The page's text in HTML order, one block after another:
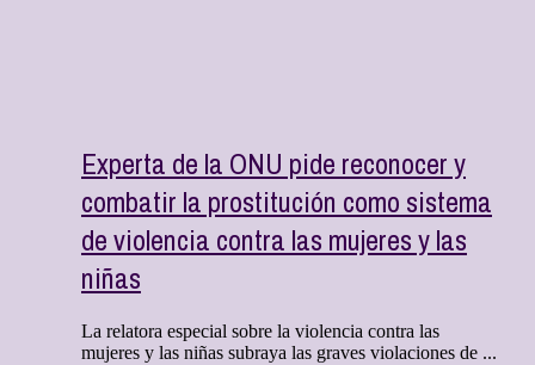
Experta de la ONU pide reconocer y
combatir la prostitución como sistema
de violencia contra las mujeres y las
niñas
La relatora especial sobre la violencia contra las
mujeres y las niñas subraya las graves violaciones de ...